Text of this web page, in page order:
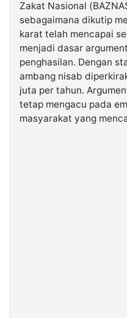
Kabarbaru.co
2026
Kabarbaru
Media
Holding
Zakat Nasional
sebagaimana dikutip
karat telah mencapai
menjadi dasar
penghasilan. Dengan
ambang nisab
juta per tahun.
tetap mengacu pada
masyarakat yang